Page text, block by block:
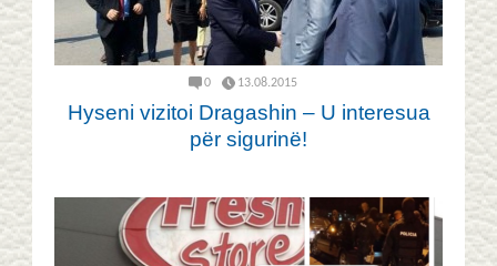
0 13.08.2015
Hyseni vizitoi Dragashin – U interesua
për sigurinë!